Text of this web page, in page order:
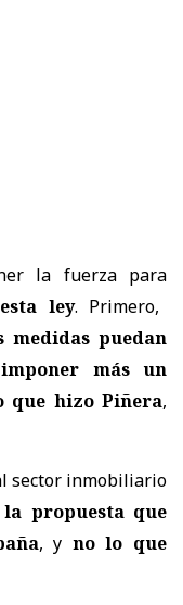
la fuerza para
ley. Primero,
medidas puedan
más un
que hizo Piñera,
sector inmobiliario
propuesta que
, y no lo que